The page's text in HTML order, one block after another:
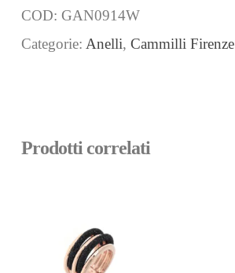
COD: GAN0914W
Categorie: Anelli, Cammilli Firenze
Prodotti correlati